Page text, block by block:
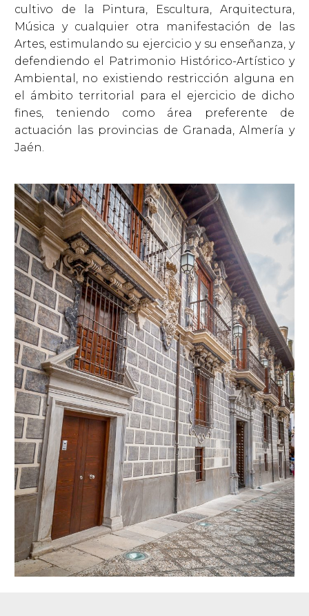
cultivo de la Pintura, Escultura, Arquitectura,
Música y cualquier otra manifestación de las
Artes, estimulando su ejercicio y su enseñanza, y
defendiendo el Patrimonio Histórico-Artístico y
Ambiental, no existiendo restricción alguna en
el ámbito territorial para el ejercicio de dicho
fines, teniendo como área preferente de
actuación las provincias de Granada, Almería y
Jaén.